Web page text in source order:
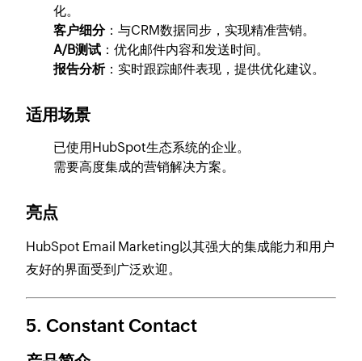
化。
客户细分：与CRM数据同步，实现精准营销。
A/B测试 ：优化邮件内容和发送时间。
报告分析：实时跟踪邮件表现，提供优化建议。
适用场景
已使用HubSpot生态系统的企业。
需要高度集成的营销解决方案。
亮点
HubSpot Email Marketing以其强大的集成能力和用户
友好的界面受到广泛欢迎。
5.Constant Contact